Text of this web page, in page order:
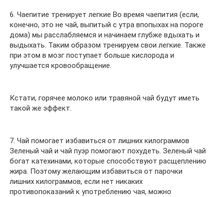
6. Чаепитие тренирует легкие Во время чаепития (если,
конечно, это не чай, выпитый с утра впопыхах на пороге
дома) мы расслабляемся и начинаем глубже вдыхать и
выдыхать. Таким образом тренируем свои легкие. Также
при этом в мозг поступает больше кислорода и
улучшается кровообращение.
Кстати, горячее молоко или травяной чай будут иметь
такой же эффект.
7. Чай помогает избавиться от лишних килограммов
Зеленый чай и чай пуэр помогают похудеть. Зеленый чай
богат катехинами, которые способствуют расщеплению
жира. Поэтому желающим избавиться от парочки
лишних килограммов, если нет никаких
противопоказаний к употреблению чая, можно